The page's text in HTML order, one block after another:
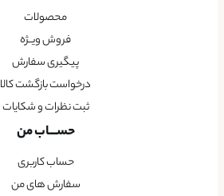
محصولات
فروش ویــژه
پیگیری سفارش
درخواست بازگشت کالا
ثبت نظرات و شکایات
حســـاب من
حساب کاربری
سفارش های من